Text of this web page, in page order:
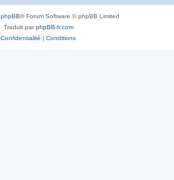
phpBB® Forum Software © phpBB Limited
Traduit parphpBB-fr.com
Confidentialité | Conditions